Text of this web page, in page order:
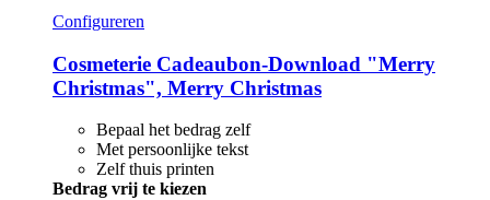
Configureren
Cosmeterie Cadeaubon-​Download "Merry
Christmas", Merry Christmas
Bepaal het bedrag zelf
Met persoonlijke tekst
Zelf thuis printen
Bedrag vrij te kiezen